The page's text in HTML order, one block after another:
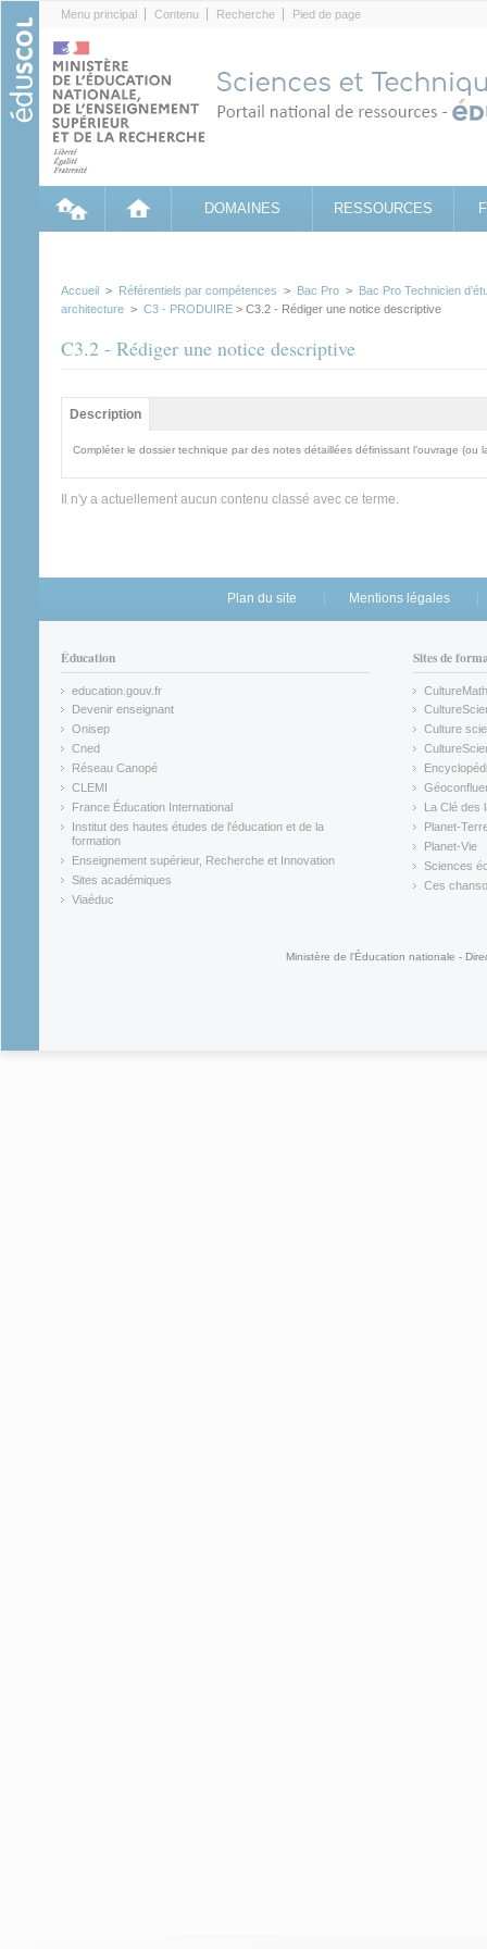
Menu principal Contenu Recherche Pied de page
DOMAINES RESSOURCES
Accueil > Référentiels par compétences > Bac Pro > Bac Pro Technicien
architecture > C3 - PRODUIRE > C3.2 - Rédiger une notice descriptive
C3.2 - Rédiger une notice descriptive
Groupe principal
Description
actif)
Compléter le dossier technique par des notes détaillées définissant l’ouvrage (ou
Il n'y a actuellement aucun contenu classé avec ce terme.
Plan du site Mentions légales
Éducation
education.gouv.fr
(link is external)
Devenir enseignant
(link is external)
Onisep
(link is external)
Cned
(link is external)
Réseau Canopé
(link is external)
CLEMI
(link is external)
France Éducation International
(link is external)
Institut des hautes études de l'éducation et de la
formation
(link is external)
Enseignement supérieur, Recherche et Innovation
(link is external)
Sites académiques
(link is external)
Viaéduc
Sites de
CultureMath
(link is
(link is
Culture
(link is
(link is
(link is
La Clé des
(link is
Planet-
(link is
Planet-Vie
(link is
Sciences
(link is
Ces
Ministère de l'Éducation nationale -